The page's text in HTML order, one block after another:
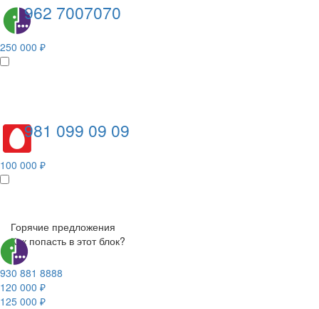
962 7007070
250 000 ₽
981 099 09 09
100 000 ₽
Горячие предложения
Как попасть в этот блок?
930 881 8888
120 000 ₽
125 000 ₽